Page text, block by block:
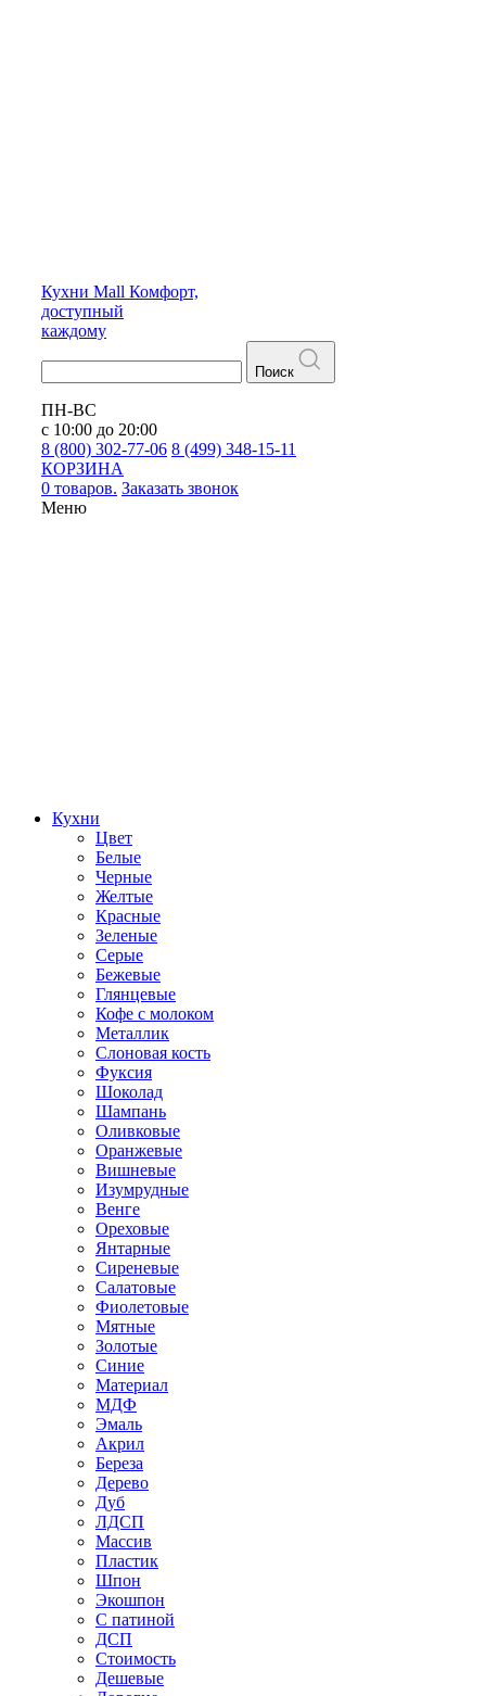
Кухни Mall Комфорт,
доступный
каждому
Поиск
ПН-ВС
с 10:00 до 20:00
8 (800) 302-77-06 8 (499) 348-15-11
КОРЗИНА
0 товаров. Заказать звонок
Меню
Кухни
Цвет
Белые
Черные
Желтые
Красные
Зеленые
Серые
Бежевые
Глянцевые
Кофе с молоком
Металлик
Слоновая кость
Фуксия
Шоколад
Шампань
Оливковые
Оранжевые
Вишневые
Изумрудные
Венге
Ореховые
Янтарные
Сиреневые
Салатовые
Фиолетовые
Мятные
Золотые
Синие
Материал
МДФ
Эмаль
Акрил
Береза
Дерево
Дуб
ЛДСП
Массив
Пластик
Шпон
Экошпон
С патиной
ДСП
Стоимость
Дешевые